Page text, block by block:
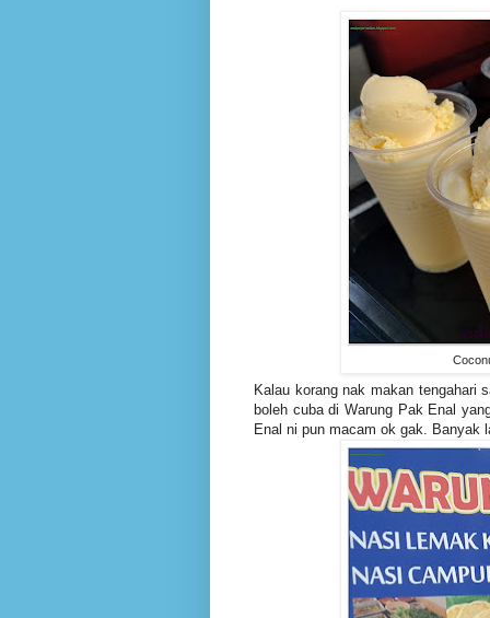
Kalau korang nak makan tengahari
boleh cuba di Warung Pak Enal
Enal ni pun macam ok gak. Banyak